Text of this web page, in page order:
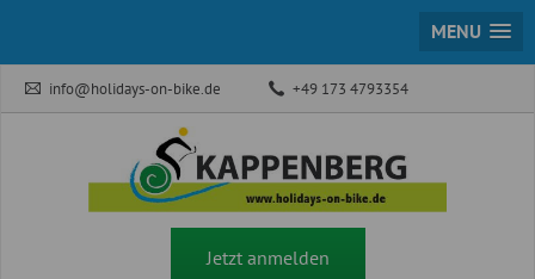
MENU
info@holidays-on-bike.de +49 173 4793354
Jetzt anmelden